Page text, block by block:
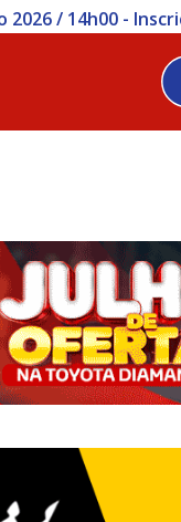
- Inscrições